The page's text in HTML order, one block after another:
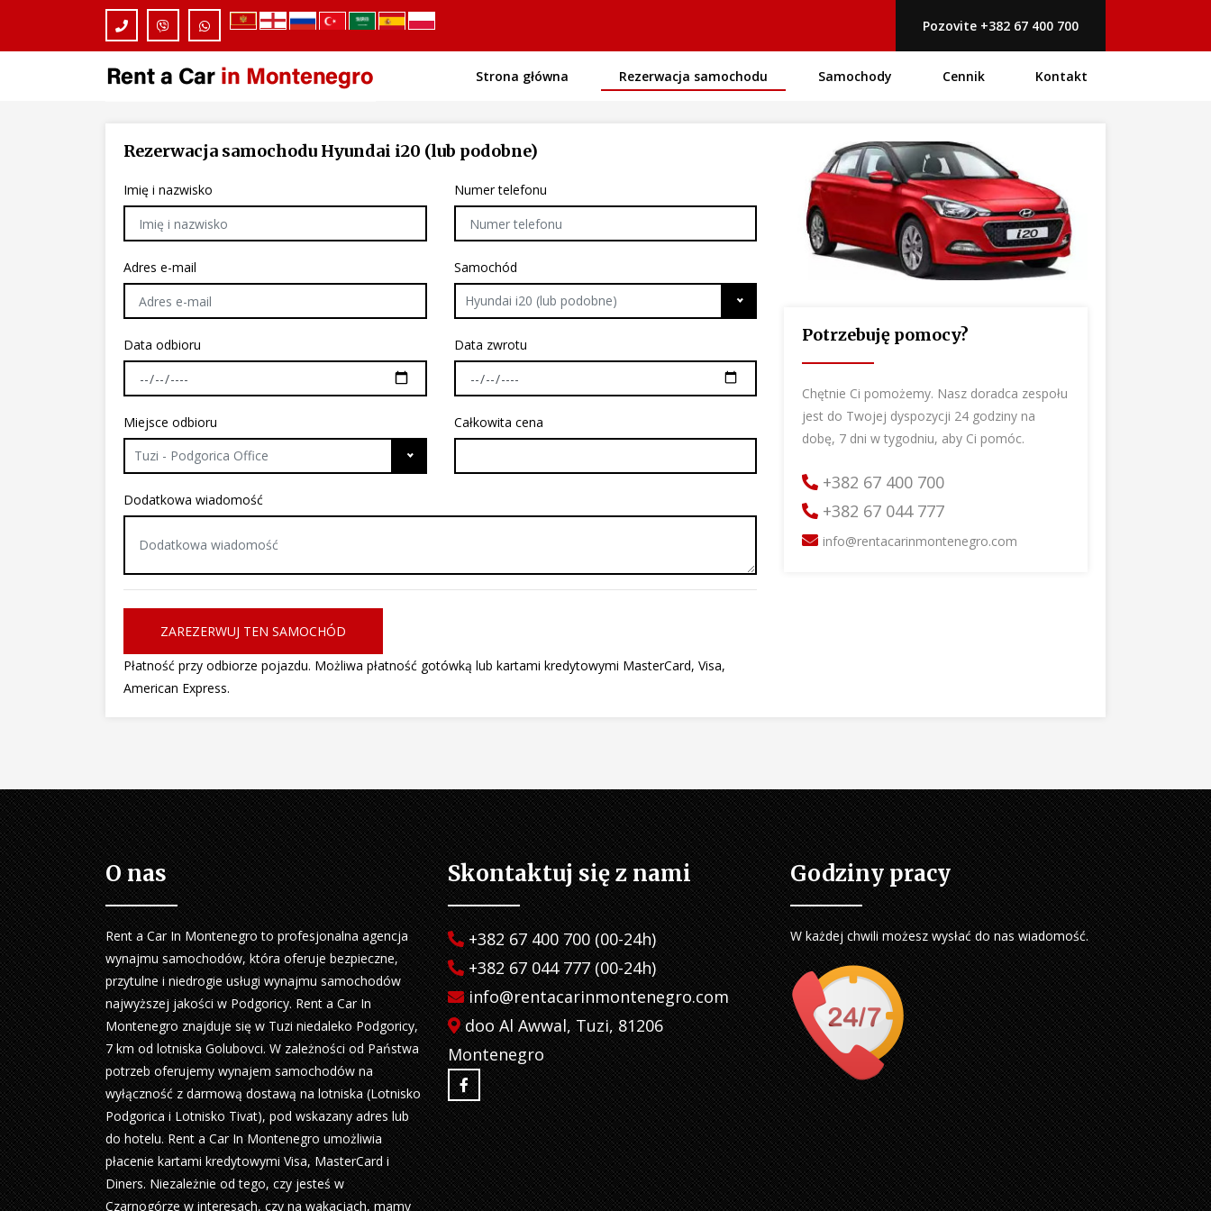
Pozovite +382 67 400 700
Strona główna Rezerwacja samochodu Samochody Cennik Kontakt
Rezerwacja samochodu Hyundai i20 (lub podobne)
Imię i nazwisko Numer telefonu
Adres e-mail
Samochód
Hyundai i20 (lub podobne)
Data odbioru Data zwrotu
Miejsce odbioru
Tuzi - Podgorica Office
Całkowita cena
Dodatkowa wiadomość
ZAREZERWUJ TEN SAMOCHÓD
Płatność przy odbiorze pojazdu. Możliwa płatność gotówką lub kartami kredytowymi MasterCard, Visa,
American Express.
Potrzebuję pomocy?
Chętnie Ci pomożemy. Nasz doradca zespołu
jest do Twojej dyspozycji 24 godziny na
dobę, 7 dni w tygodniu, aby Ci pomóc.
+382 67 400 700
+382 67 044 777
info@rentacarinmontenegro.com
O nas
Rent a Car In Montenegro to profesjonalna agencja
wynajmu samochodów, która oferuje bezpieczne,
przytulne i niedrogie usługi wynajmu samochodów
najwyższej jakości w Podgoricy. Rent a Car In
Montenegro znajduje się w Tuzi niedaleko Podgoricy,
7 km od lotniska Golubovci. W zależności od Państwa
potrzeb oferujemy wynajem samochodów na
wyłączność z darmową dostawą na lotniska (Lotnisko
Podgorica i Lotnisko Tivat), pod wskazany adres lub
do hotelu. Rent a Car In Montenegro umożliwia
płacenie kartami kredytowymi Visa, MasterCard i
Diners. Niezależnie od tego, czy jesteś w
Czarnogórze w interesach, czy na wakacjach, mamy
Skontaktuj się z nami
+382 67 400 700 (00-24h)
+382 67 044 777 (00-24h)
info@rentacarinmontenegro.com
doo Al Awwal, Tuzi, 81206
Montenegro
Godziny pracy
W każdej chwili możesz wysłać do nas wiadomość.